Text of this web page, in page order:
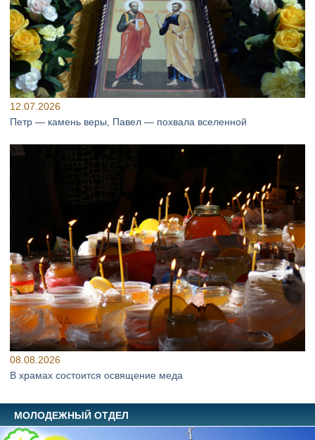
12.07.2026
Петр — камень веры, Павел — похвала вселенной
08.08.2026
В храмах состоится освящение меда
МОЛОДЕЖНЫЙ ОТДЕЛ